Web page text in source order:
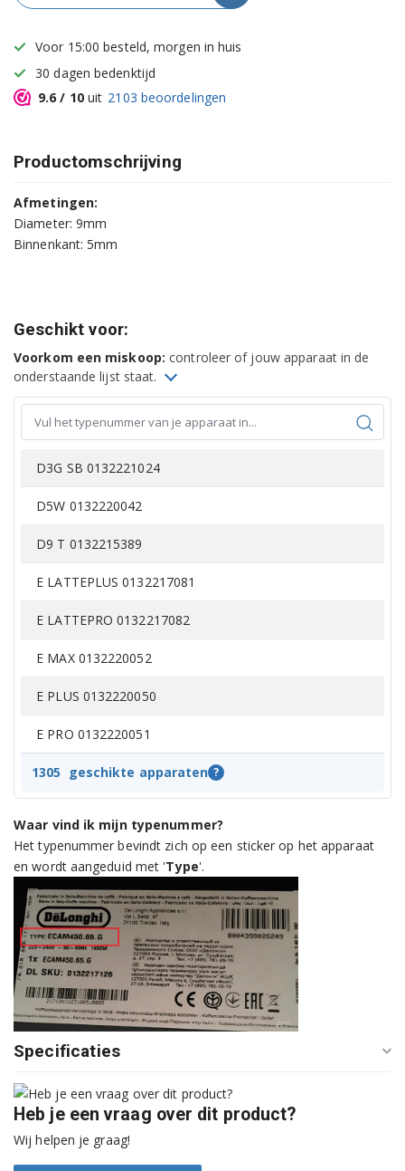
Voor 15:00 besteld, morgen in huis
30 dagen bedenktijd
9.6 / 10uit 2103 beoordelingen
Productomschrijving
Afmetingen:
Diameter: 9mm
Binnenkant: 5mm
Geschikt voor:
Voorkom een miskoop: controleer of jouw apparaat in de
onderstaande lijst staat.
D3G SB 0132221024
D5W 0132220042
D9 T 0132215389
E LATTEPLUS 0132217081
E LATTEPRO 0132217082
E MAX 0132220052
E PLUS 0132220050
E PRO 0132220051
EC680.BK 0132106097
EC680.BK 0132106109
EC680.BK 0132106125
EC680.BK 0132106131
EC680.BK 0132106133
EC680.BK 0132106142
EC680.M 0132106104
EC680.M 0132106107
1305 geschikte apparaten ?
Waar vind ik mijn typenummer?
Het typenummer bevindt zich op een sticker op het apparaat
en wordt aangeduid met 'Type'.
Specificaties
Heb je een vraag over dit product?
Wij helpen je graag!